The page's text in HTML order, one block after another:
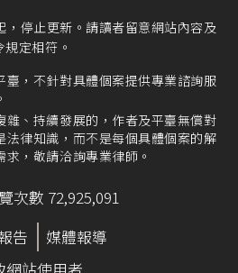
，停止更新。請讀者留意網站內容及
定相符。
臺，不針對具體個案提供專業諮詢服
雜、持續發展的，作者及平臺無償對
法律知識，而不是每個具體個案的解
，敬請洽詢專業律師。
次數 72,925,091
告
媒體報導